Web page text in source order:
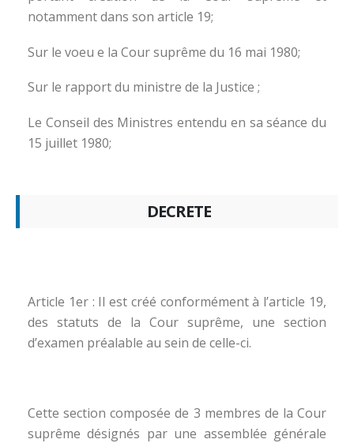
notamment dans son article 19;
Sur le voeu e la Cour suprême du 16 mai 1980;
Sur le rapport du ministre de la Justice ;
Le Conseil des Ministres entendu en sa séance du
15 juillet 1980;
DECRETE
Article 1er : Il est créé conformément à l’article 19,
des statuts de la Cour suprême, une section
d’examen préalable au sein de celle-ci.
Cette section composée de 3 membres de la Cour
suprême désignés par une assemblée générale